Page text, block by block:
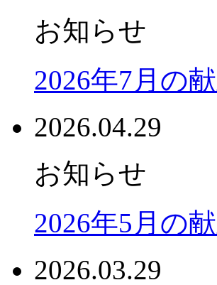
お知らせ
2026年7月の
2026.04.29
お知らせ
2026年5月の
2026.03.29